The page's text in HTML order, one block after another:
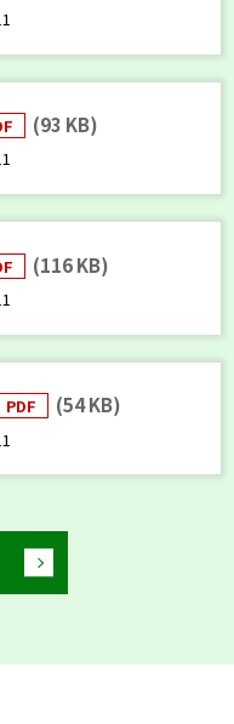
(93 KB)
(116 KB)
PDF (54 KB)